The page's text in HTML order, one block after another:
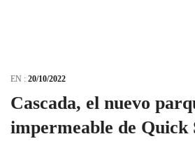
EN : 20/10/2022
Cascada, el nuevo
impermeable de Quick